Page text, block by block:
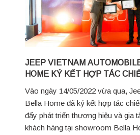
JEEP VIETNAM
HOME KÝ KẾT HỢP TÁC
Vào ngày 14/05/2022 vừa qua,
Bella Home đã ký kết hợp tác
đẩy phát triển thương hiệu và gia
khách hàng tại showroom Bella